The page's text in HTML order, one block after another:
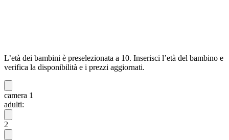
L’età dei bambini è preselezionata a 10. Inserisci l’età del bambino e
verifica la disponibilità e i prezzi aggiornati.
camera 1
adulti:
2